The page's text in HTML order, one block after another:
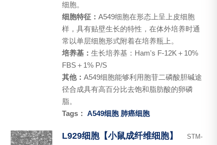
细胞。
细胞特征： A549细胞在形态上呈上皮细胞
样，具有贴壁生长的特性，在体外培养时通
常以单层细胞形式附着在培养瓶上。
培养基： 生长培养基：Ham's F-12K＋10%
FBS＋1% P/S
其他： A549细胞能够利用胞苷二磷酸胆碱途
径合成具有高百分比去饱和脂肪酸的卵磷
脂。
Tags： A549细胞 肺癌细胞
L929细胞【小鼠成纤维细胞】 STM-